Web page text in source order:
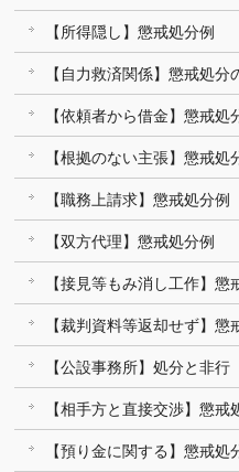
【所得隠し】懲戒処分例
【自力救済関係】懲戒処分
【依頼者から借金】懲戒処
【根拠のない主張】懲戒処
【職務上請求】懲戒処分例
【双方代理】懲戒処分例
【接見等もみ消し工作】懲
【裁判資料等返却せず】懲
【公設事務所】処分と非行
【相手方と直接交渉】懲戒
【預り金に関する】懲戒処